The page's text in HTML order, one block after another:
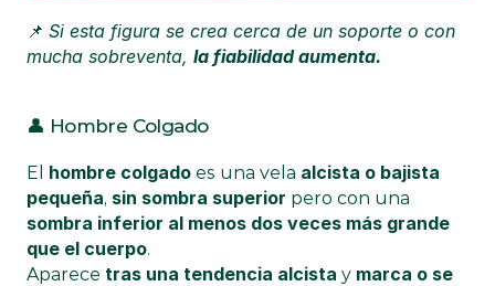
📌 Si esta figura se crea cerca de un soporte o con
mucha sobreventa, la fiabilidad aumenta.
👤 Hombre Colgado
El hombre colgado es una vela alcista o bajista
pequeña, sin sombra superior
sombra inferior al menos dos veces más grande
que el cuerpo.
Aparece tras una tendencia alcista y marca o se